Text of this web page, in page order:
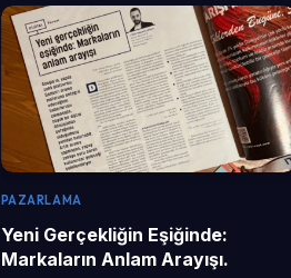
PAZARLAMA
Yeni Gerçekliğin Eşiğinde:
Markaların Anlam Arayışı.